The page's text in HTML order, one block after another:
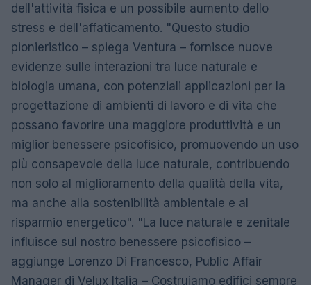
dell'attività fisica e un possibile aumento dello
stress e dell'affaticamento. "Questo studio
pionieristico – spiega Ventura – fornisce nuove
evidenze sulle interazioni tra luce naturale e
biologia umana, con potenziali applicazioni per la
progettazione di ambienti di lavoro e di vita che
possano favorire una maggiore produttività e un
miglior benessere psicofisico, promuovendo un uso
più consapevole della luce naturale, contribuendo
non solo al miglioramento della qualità della vita,
ma anche alla sostenibilità ambientale e al
risparmio energetico". "La luce naturale e zenitale
influisce sul nostro benessere psicofisico –
aggiunge Lorenzo Di Francesco, Public Affair
Manager di Velux Italia – Costruiamo edifici sempre